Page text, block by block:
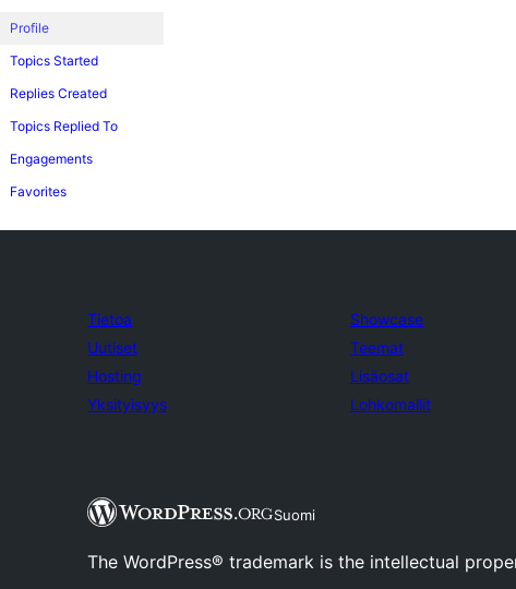
Profile
Topics Started
Replies Created
Topics Replied To
Engagements
Favorites
Tietoa
Uutiset
Hosting
Yksityisyys
Showcase
Teemat
Lisäosat
Lohkomallit
Suomi
The WordPress® trademark is the intellectual